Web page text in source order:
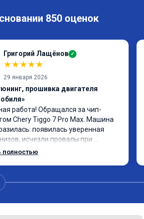
850 оценок
Григорий Лащёнов ✓
★★★★★
29 января 2026
прошивка двигателя
работа! Обращался за чип-
Chery Tiggo 7 Pro Max. Машина
появилась уверенная
исчезли провалы при
Расход в спокойном режиме
Рекомендую всем, кто
полностью